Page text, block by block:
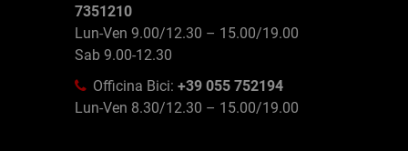
7351210
Lun-Ven 9.00/12.30 – 15.00/19.00
Sab 9.00-12.30
Officina Bici: +39 055 752194
Lun-Ven 8.30/12.30 – 15.00/19.00